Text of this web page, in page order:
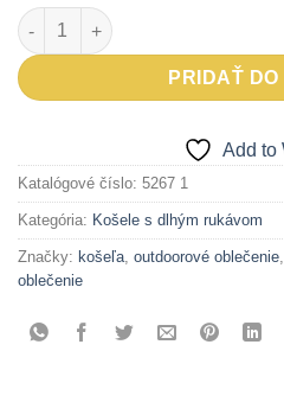
množstvo Bavlená košeľa s
PRIDAŤ
Add to
Katalógové číslo: 5267 1
Kategória: Košele s dlhým rukávom
Značky: košeľa, outdoorové oblečenie,
oblečenie